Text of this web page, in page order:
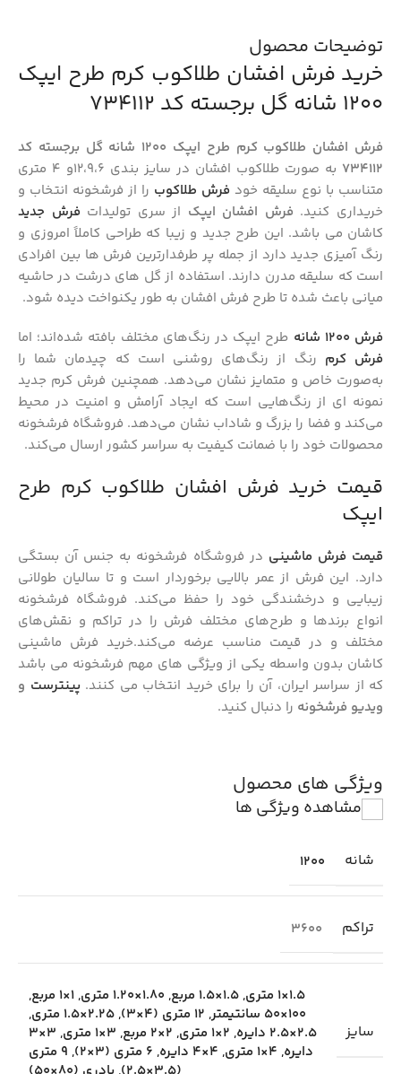
توضیحات محصول
خرید فرش افشان طلاکوب کرم طرح ایپک
1200 شانه گل برجسته کد 734112
فرش افشان طلاکوب کرم طرح ایپک 1200 شانه گل برجسته کد
734112
به صورت طلاکوب افشان در سایز بندی 12،9،6و 4 متری
متناسب با نوع سلیقه خود فرش طلاکوب را از فرشخونه انتخاب و
خریداری کنید. فرش افشان ایپک از سری تولیدات فرش جدید
کاشان می باشد. این طرح جدید و زیبا که طراحی کاملاً امروزی و
رنگ‌ آمیزی جدید دارد از جمله پر طرفدارترین فرش‌ ها بین افرادی
است که سلیقه مدرن دارند. استفاده از گل‌ های درشت در حاشیه
میانی باعث شده تا طرح فرش افشان به طور یکنواخت دیده شود.
فرش‌ 1200 شانه
طرح ایپک در رنگ‌های مختلف بافته شده‌اند؛ اما
فرش کرم رنگ از رنگ‌های روشنی است که چیدمان شما را
به‌صورت خاص و متمایز نشان می‌دهد. همچنین فرش کرم جدید
نمونه‌ ای از رنگ‌هایی است که ایجاد آرامش و امنیت در محیط
می‌کند و فضا را بزرگ و شاداب نشان می‌دهد. فروشگاه فرشخونه
محصولات خود را با ضمانت کیفیت به سراسر کشور ارسال می‌کند.
قیمت خرید فرش افشان طلاکوب کرم طرح
ایپک
قیمت فرش ماشینی در فروشگاه فرشخونه به جنس آن بستگی
دارد. این فرش از عمر بالایی برخوردار است و تا سالیان طولانی
زیبایی و درخشندگی خود را حفظ می‌کند. فروشگاه فرشخونه
انواع برندها و طرح‌های مختلف فرش را در تراکم و نقش‌های
مختلف و در قیمت مناسب عرضه می‌کند.خرید فرش ماشینی
کاشان بدون واسطه یکی از ویژگی های مهم فرشخونه می باشد
که از سراسر ایران، آن را برای خرید انتخاب می کنند.پینترست و
ویدیو فرشخونه را دنبال کنید.
ویژگی های محصول
مشاهده ویژگی ها
شانه 1200
تراکم 3600
سایز
1.5×1 متری ,1.5×1.5 مربع , 1.80×1.20 متری ,1×1 مربع
,
100×50 سانتیمتر
, 12 متری (4×3) ,2.25×1.5 متری
,
2.5×2.5 دایره
, 2×1 متری , 2×2 مربع , 3×1 متری ,
3×3
دایره, 4×1 متری , 4×4 دایره , 6 متری (3×2) ,
9 متری